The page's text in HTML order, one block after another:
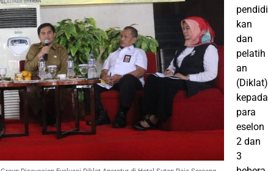
pendidi
kan
dan
pelatih
an
(Diklat)
kepada
para
eselon
2 dan
3